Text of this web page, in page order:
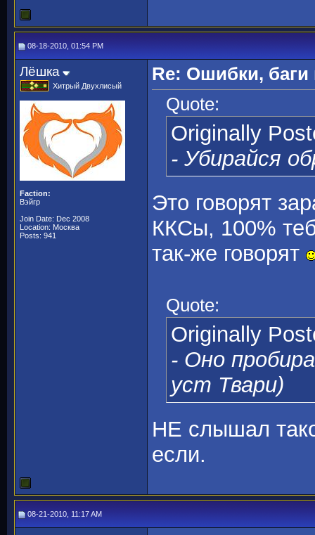
08-18-2010, 01:54 PM
Лёшка
Хитрый Двухлисый
Faction:
Вэйгр
Join Date: Dec 2008
Location: Москва
Posts: 941
Re: Ошибки, баги
Quote:
Originally
- Убирайся
Это говорят
ККСы, 100%
так-же говорят
Quote:
Originally
- Оно
уст Твари)
НЕ слышал
если.
08-21-2010, 11:17 AM